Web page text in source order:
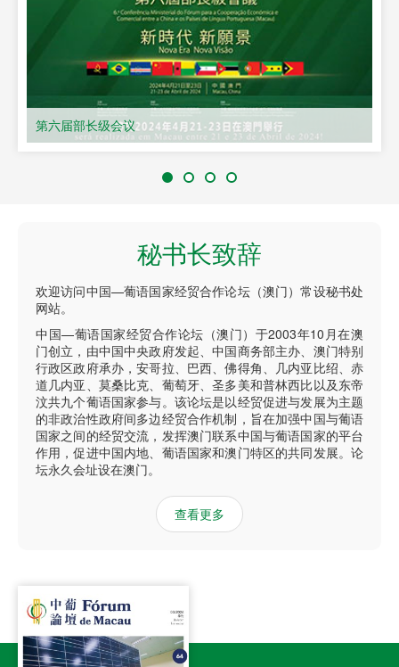
第六届部长级会议
秘书长致辞
欢迎访问中国—葡语国家经贸合作论坛（澳门）常设秘书处
网站。
中国—葡语国家经贸合作论坛（澳门）于2003年10月在澳
门创立，由中国中央政府发起、中国商务部主办、澳门特别
行政区政府承办，安哥拉、巴西、佛得角、几内亚比绍、赤
道几内亚、莫桑比克、葡萄牙、圣多美和普林西比以及东帝
汶共九个葡语国家参与。该论坛是以经贸促进与发展为主题
的非政治性政府间多边经贸合作机制，旨在加强中国与葡语
国家之间的经贸交流，发挥澳门联系中国与葡语国家的平台
作用，促进中国内地、葡语国家和澳门特区的共同发展。论
坛永久会址设在澳门。
查看更多